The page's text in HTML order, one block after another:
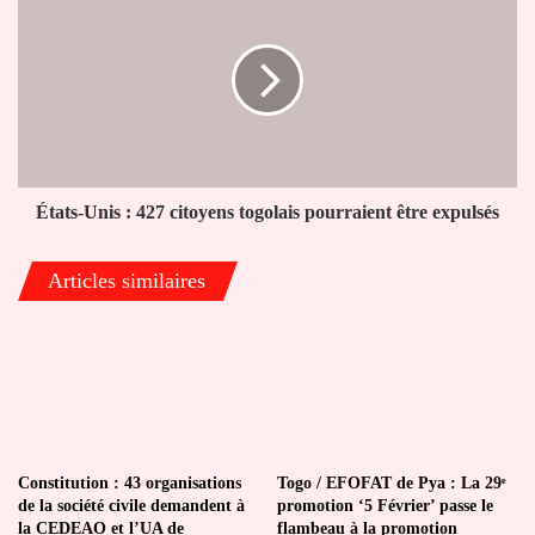
expulsés
États-Unis : 427 citoyens togolais pourraient être expulsés
Articles similaires
Constitution : 43 organisations
de la société civile demandent à
la CEDEAO et l’UA de
Togo / EFOFAT de Pya : La 29ᵉ
promotion ‘5 Février’ passe le
flambeau à la promotion